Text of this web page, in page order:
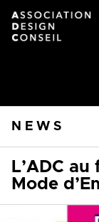
NEWS
L’ADC
Mode